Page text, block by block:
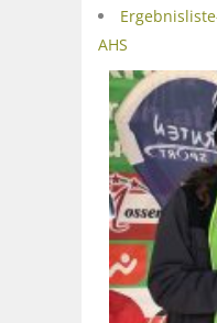
AHS